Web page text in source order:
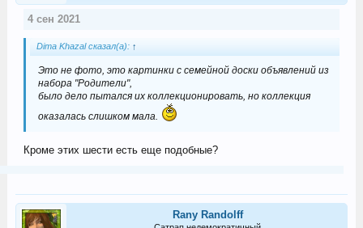
4 сен 2021
Dima Khazal сказал(а): ↑
Это не фото, это картинки с семейной доски объявлений из
набора "Родители",
было дело пытался их коллекционировать, но коллекция
оказалась слишком мала.
Кроме этих шести есть еще подобные?
Rany Randolff